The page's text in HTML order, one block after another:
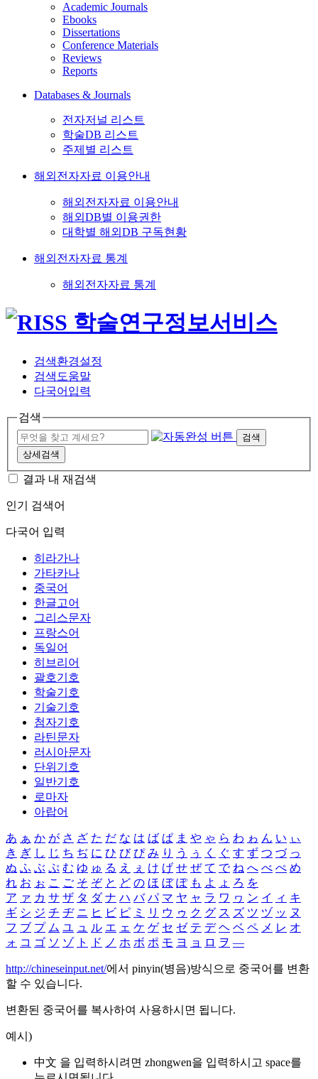
Academic Journals
Ebooks
Dissertations
Conference Materials
Reviews
Reports
Databases & Journals
전자저널 리스트
학술DB 리스트
주제별 리스트
해외전자자료 이용안내
해외전자자료 이용안내
해외DB별 이용권한
대학별 해외DB 구독현황
해외전자자료 통계
해외전자자료 통계
검색환경설정
검색도움말
다국어입력
검색
검색
상세검색
결과 내 재검색
인기 검색어
다국어 입력
히라가나
가타카나
중국어
한글고어
그리스문자
프랑스어
독일어
히브리어
괄호기호
학술기호
기술기호
첨자기호
라틴문자
러시아문자
단위기호
일반기호
로마자
아랍어
あ ぁ か が さ ざ た だ な は ば ぱ ま や ゃ ら わ ゎ ん い ぃ
き ぎ し じ ち ぢ に ひ び ぴ み り う ぅ く ぐ す ず つ づ っ
ぬ ふ ぶ ぷ む ゆ ゅ る え ぇ け げ せ ぜ て で ね へ べ ぺ め
れ お ぉ こ ご そ ぞ と ど の ほ ぼ ぽ も よ ょ ろ を
ア ァ カ サ ザ タ ダ ナ ハ バ パ マ ヤ ャ ラ ワ ヮ ン イ ィ キ
ギ シ ジ チ ヂ ニ ヒ ビ ピ ミ リ ウ ゥ ク グ ス ズ ツ ヅ ッ ヌ
フ ブ プ ム ユ ュ ル エ ェ ケ ゲ セ ゼ テ デ ヘ ベ ペ メ レ オ
ォ コ ゴ ソ ゾ ト ド ノ ホ ボ ポ モ ヨ ョ ロ ヲ ―
http://chineseinput.net/에서 pinyin(병음)방식으로 중국어를 변환
할 수 있습니다.
변환된 중국어를 복사하여 사용하시면 됩니다.
예시)
中文 을 입력하시려면 zhongwen을 입력하시고 space를